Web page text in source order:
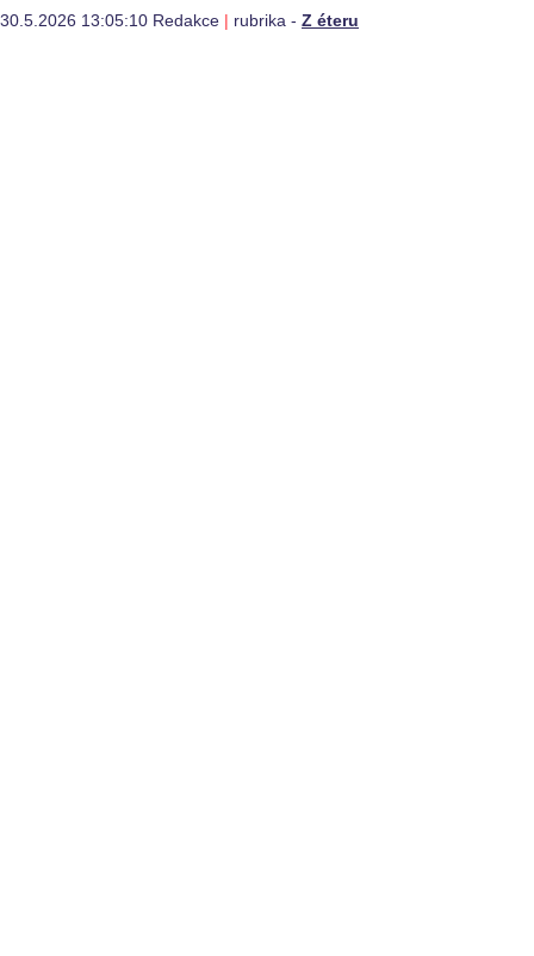
30.5.2026 13:05:10 Redakce | rubrika - Z éteru